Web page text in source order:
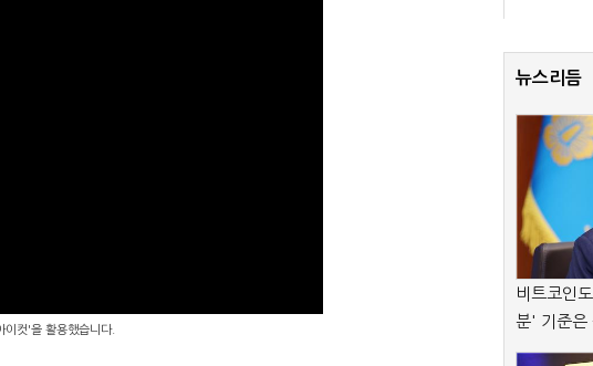
컷'을 활용했습니다.
뉴스리듬
비트코인
분' 기준은